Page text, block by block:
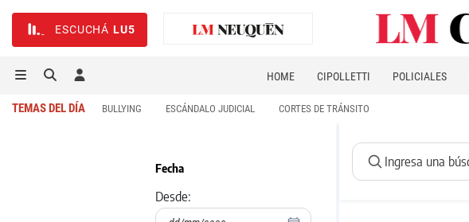
ESCUCHÁ LU5
HOME CIPOLLETTI POLICIALES
TEMAS DEL DÍA BULLYING ESCÁNDALO JUDICIAL CORTES DE TRÁNSITO
Fecha
Desde: